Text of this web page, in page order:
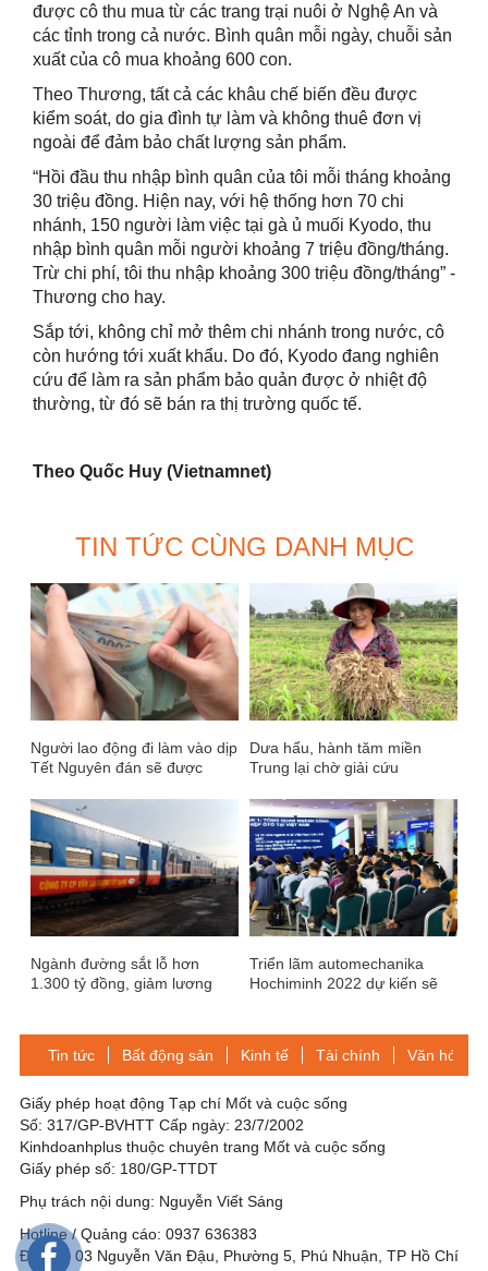
được cô thu mua từ các trang trại nuôi ở Nghệ An và
các tỉnh trong cả nước. Bình quân mỗi ngày, chuỗi sản
xuất của cô mua khoảng 600 con.
Theo Thương, tất cả các khâu chế biến đều được
kiểm soát, do gia đình tự làm và không thuê đơn vị
ngoài để đảm bảo chất lượng sản phẩm.
“Hồi đầu thu nhập bình quân của tôi mỗi tháng khoảng
30 triệu đồng. Hiện nay, với hệ thống hơn 70 chi
nhánh, 150 người làm việc tại gà ủ muối Kyodo, thu
nhập bình quân mỗi người khoảng 7 triệu đồng/tháng.
Trừ chi phí, tôi thu nhập khoảng 300 triệu đồng/tháng” -
Thương cho hay.
Sắp tới, không chỉ mở thêm chi nhánh trong nước, cô
còn hướng tới xuất khẩu. Do đó, Kyodo đang nghiên
cứu để làm ra sản phẩm bảo quản được ở nhiệt độ
thường, từ đó sẽ bán ra thị trường quốc tế.
Theo Quốc Huy (Vietnamnet)
TIN TỨC CÙNG DANH MỤC
Người lao động đi làm vào dịp
Tết Nguyên đán sẽ được
Dưa hấu, hành tăm miền
Trung lại chờ giải cứu
Ngành đường sắt lỗ hơn
1.300 tỷ đồng, giảm lương
Triển lãm automechanika
Hochiminh 2022 dự kiến sẽ
Tin tức
Bất động sản Kinh tế Tài chính Văn hóa-
Giấy phép hoạt động Tạp chí Mốt và cuộc sống
Số: 317/GP-BVHTT Cấp ngày: 23/7/2002
Kinhdoanhplus thuộc chuyên trang Mốt và cuộc sống
Giấy phép số: 180/GP-TTDT
Phụ trách nội dung: Nguyễn Viết Sáng
Hotline / Quảng cáo: 0937 636383
Địa chỉ: 03 Nguyễn Văn Đậu, Phường 5, Phú Nhuận, TP Hồ Chí